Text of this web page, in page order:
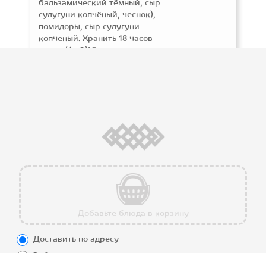
бальзамический тёмный, сыр
сулугуни копчёный, чеснок),
помидоры, сыр сулугуни
копчёный. Хранить 18 часов
при t=(4+-2)°C
соусом цезарь по-грузински.
Добавьте блюда в корзину
Доставить по адресу
О нас